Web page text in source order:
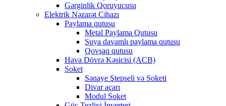
Gərginlik Qoruyucusu
Elektrik Nəzarət Cihazı
Paylama qutusu
Metal Paylama Qutusu
Suya davamlı paylama qutusu
Qovşaq qutusu
Hava Dövrə Kəsicisi (ACB)
Soket
Sənaye Ştepseli və Soketi
Divar açarı
Modul Soket